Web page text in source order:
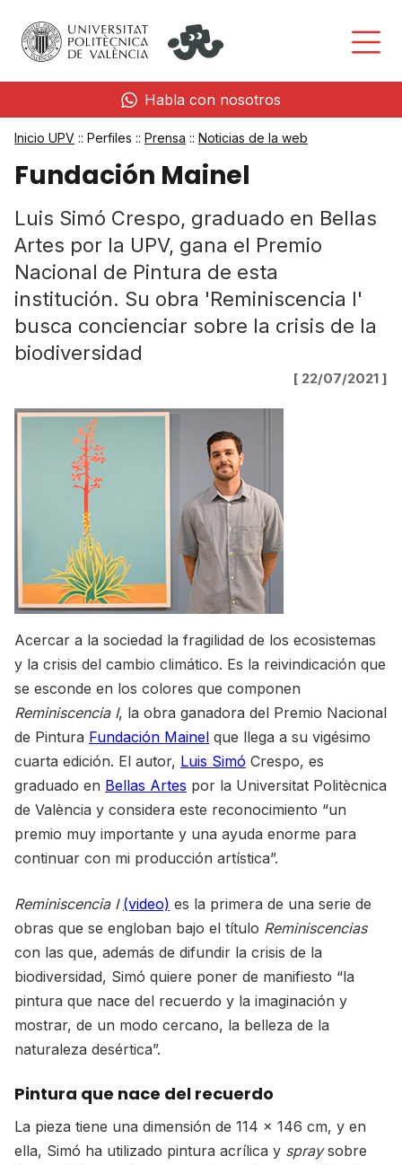
Habla con nosotros
Inicio UPV :: Perfiles :: Prensa :: Noticias de la web
Fundación Mainel
Luis Simó Crespo, graduado en Bellas
Artes por la UPV, gana el Premio
Nacional de Pintura de esta
institución. Su obra 'Reminiscencia I'
busca concienciar sobre la crisis de la
biodiversidad
[ 22/07/2021 ]
Acercar a la sociedad la fragilidad de los ecosistemas
y la crisis del cambio climático. Es la reivindicación que
se esconde en los colores que componen
Reminiscencia I, la obra ganadora del Premio Nacional
de Pintura Fundación Mainel que llega a su vigésimo
cuarta edición. El autor, Luis Simó Crespo, es
graduado en Bellas Artes por la Universitat Politècnica
de València y considera este reconocimiento “un
premio muy importante y una ayuda enorme para
continuar con mi producción artística”.
Reminiscencia I (video) es la primera de una serie de
obras que se engloban bajo el título Reminiscencias
con las que, además de difundir la crisis de la
biodiversidad, Simó quiere poner de manifiesto “la
pintura que nace del recuerdo y la imaginación y
mostrar, de un modo cercano, la belleza de la
naturaleza desértica”.
Pintura que nace del recuerdo
La pieza tiene una dimensión de 114 x 146 cm, y en
ella, Simó ha utilizado pintura acrílica y spraysobre